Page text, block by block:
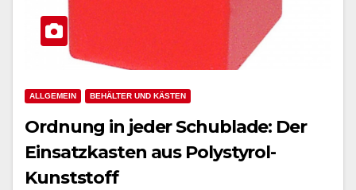
ALLGEMEIN BEHÄLTER UND KÄSTEN
Ordnung in jeder Schublade: Der
Einsatzkasten aus Polystyrol-
Kunststoff